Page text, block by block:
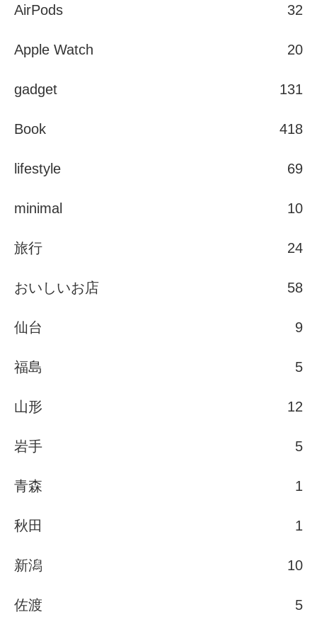
AirPods 32
Apple Watch 20
gadget 131
Book 418
lifestyle 69
minimal 10
旅行 24
おいしいお店 58
仙台 9
福島 5
山形 12
岩手 5
青森 1
秋田 1
新潟 10
佐渡 5